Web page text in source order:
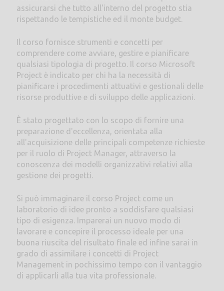
assicurarsi che tutto all'interno del progetto stia
rispettando le tempistiche ed il monte budget.
Il corso fornisce strumenti e concetti per
comprendere come avviare, gestire e pianificare
qualsiasi tipologia di progetto. Il corso Microsoft
Project è indicato per chi ha la necessità di
pianificare i procedimenti attuativi e gestionali delle
risorse produttive e di sviluppo delle applicazioni.
È stato progettato con lo scopo di fornire una
preparazione d'eccellenza, orientata alla
all'acquisizione delle principali competenze richieste
per il ruolo di Project Manager, attraverso la
conoscenza dei modelli organizzativi relativi alla
gestione dei progetti.
Si può immaginare il corso Project come un
laboratorio di idee pronto a soddisfare qualsiasi
tipo di esigenza. Imparerai un nuovo modo di
lavorare e concepire il processo ideale per una
buona riuscita del risultato finale ed infine sarai in
grado di assimilare i concetti di Project
Management in pochissimo tempo con il vantaggio
di applicarli alla tua vita professionale.